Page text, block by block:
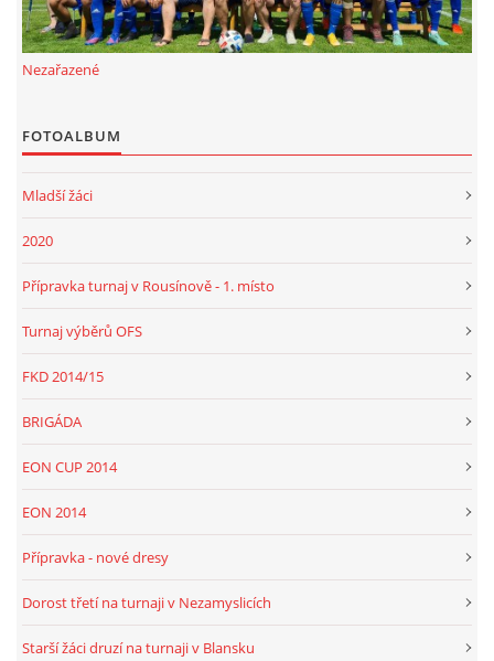
ičo 27005305
č.ú. 3227086359 / 0800
© 2026 eStránky.cz |RSS
Nezařazené
FOTOALBUM
Mladší žáci
2020
Přípravka turnaj v Rousínově - 1. místo
Turnaj výběrů OFS
FKD 2014/15
BRIGÁDA
EON CUP 2014
EON 2014
Přípravka - nové dresy
Dorost třetí na turnaji v Nezamyslicích
Starší žáci druzí na turnaji v Blansku